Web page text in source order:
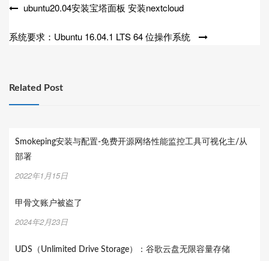
文
导
ubuntu20.04安装宝塔面板 安装nextcloud
系统要求：Ubuntu 16.04.1 LTS 64 位操作系统
Related Post
Smokeping安装与配置-免费开源网络性能监控工具可视化主/从
部署
2022年1月15日
甲骨文账户被盗了
2024年2月23日
UDS（Unlimited Drive Storage）：谷歌云盘无限容量存储